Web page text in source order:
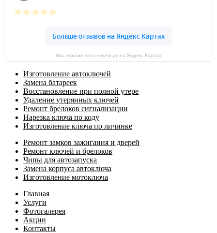
Мастерские Авто-ключи.ру на Яндекс.Картах
Изготовление автоключей
Замена батареек
Восстановление при полной утере
Удаление утерянных ключей
Ремонт брелоков сигнализации
Нарезка ключа по коду
Изготовление ключа по личинке
Ремонт замков зажигания и дверей
Ремонт ключей и брелоков
Чипы для автозапуска
Замена корпуса автоключа
Изготовление мотоключа
Главная
Услуги
Фотогалерея
Акции
Контакты